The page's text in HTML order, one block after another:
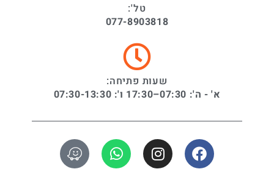
טל':
077-8903818
שעות פתיחה:
א' - ה': 07:30–17:30 ו': 07:30-13:30